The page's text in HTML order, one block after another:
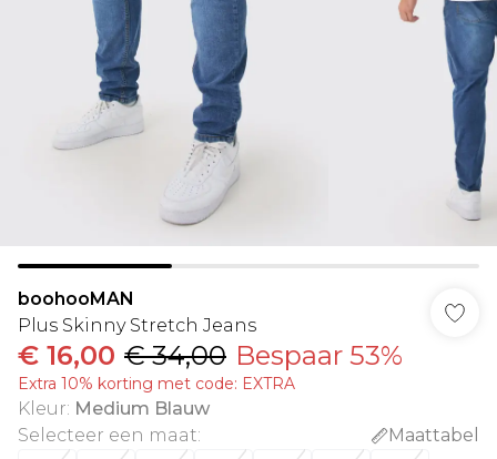
boohooMAN
Plus Skinny Stretch Jeans
€ 16,00 € 34,00 Bespaar 53%
Extra 10% korting met code: EXTRA
Kleur: Medium Blauw
Selecteer een maat:
Maattabel